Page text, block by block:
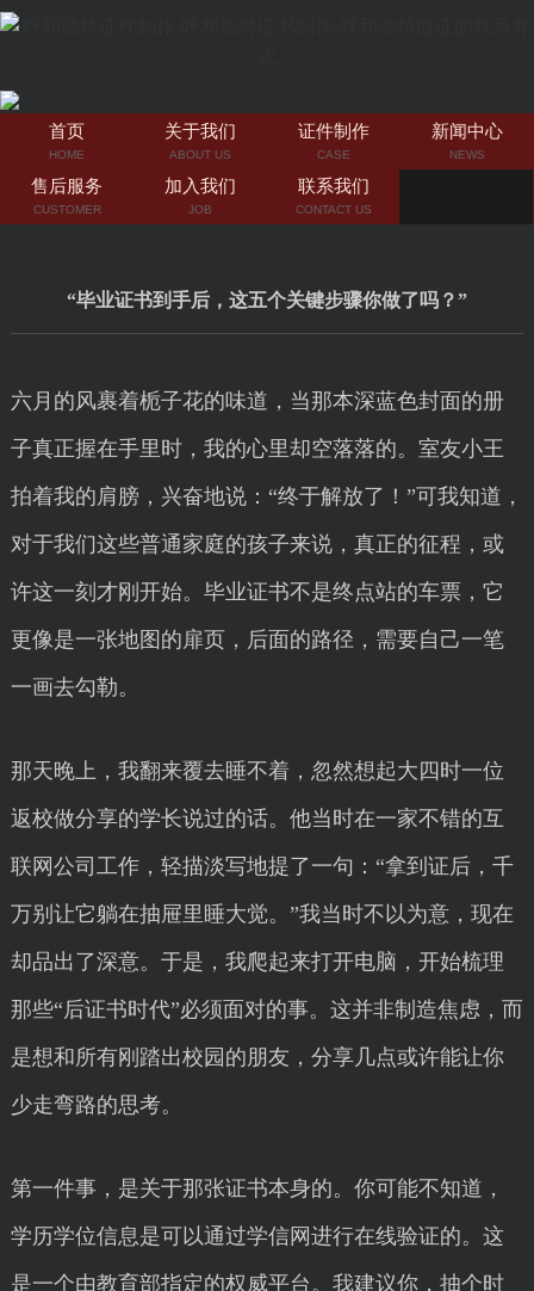
首页
HOME
关于我们
ABOUT US
证件制作
CASE
新闻中心
NEWS
售后服务
CUSTOMER
加入我们
JOB
联系我们
CONTACT US
“毕业证书到手后，这五个关键步骤你做了吗？”
六月的风裹着栀子花的味道，当那本深蓝色封面的册
子真正握在手里时，我的心里却空落落的。室友小王
拍着我的肩膀，兴奋地说：“终于解放了！”可我知道，
对于我们这些普通家庭的孩子来说，真正的征程，或
许这一刻才刚开始。毕业证书不是终点站的车票，它
更像是一张地图的扉页，后面的路径，需要自己一笔
一画去勾勒。
那天晚上，我翻来覆去睡不着，忽然想起大四时一位
返校做分享的学长说过的话。他当时在一家不错的互
联网公司工作，轻描淡写地提了一句：“拿到证后，千
万别让它躺在抽屉里睡大觉。”我当时不以为意，现在
却品出了深意。于是，我爬起来打开电脑，开始梳理
那些“后证书时代”必须面对的事。这并非制造焦虑，而
是想和所有刚踏出校园的朋友，分享几点或许能让你
少走弯路的思考。
第一件事，是关于那张证书本身的。你可能不知道，
学历学位信息是可以通过学信网进行在线验证的。这
是一个由教育部指定的权威平台。我建议你，抽个时